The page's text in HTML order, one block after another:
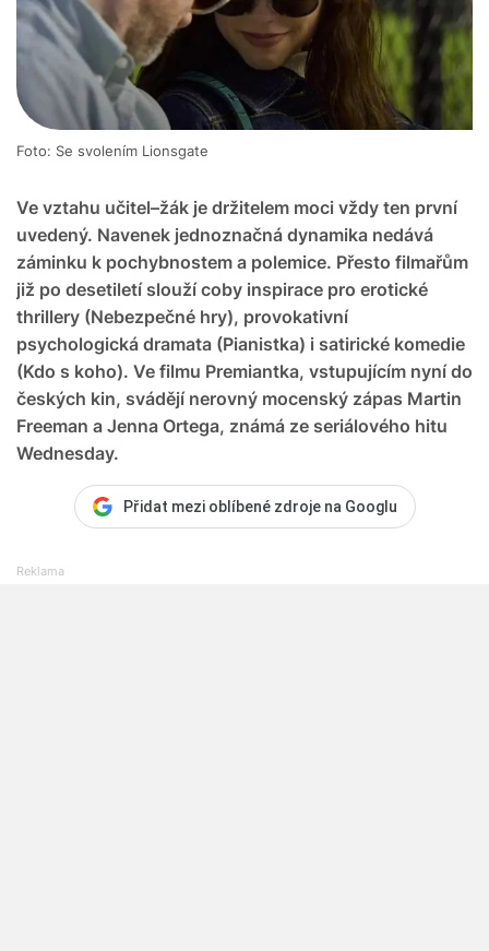
Ve vztahu učitel–žák je držitelem moci vždy ten první
uvedený. Navenek jednoznačná dynamika nedává
záminku k pochybnostem a polemice. Přesto filmařům
již po desetiletí slouží coby inspirace pro erotické
thrillery (Nebezpečné hry), provokativní
psychologická dramata (Pianistka) i satirické komedie
(Kdo s koho). Ve filmu Premiantka, vstupujícím nyní do
českých kin, svádějí nerovný mocenský zápas Martin
Freeman a Jenna Ortega, známá ze seriálového hitu
Wednesday.
Foto: Se svolením Lionsgate
Přidat mezi oblíbené zdroje na Googlu